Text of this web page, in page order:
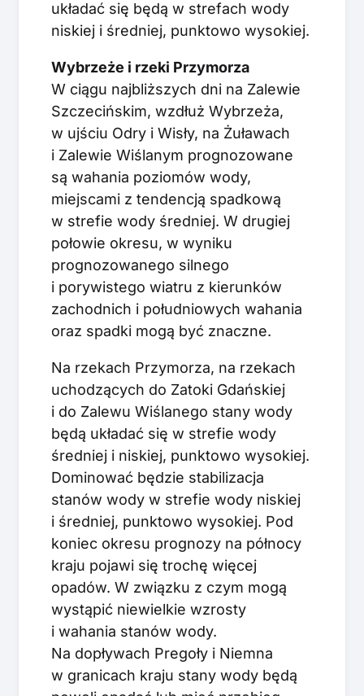
układać się będą w strefach wody
niskiej i średniej, punktowo wysokiej.
Wybrzeże i rzeki Przymorza
W ciągu najbliższych dni na Zalewie
Szczecińskim, wzdłuż Wybrzeża,
w ujściu Odry i Wisły, na Żuławach
i Zalewie Wiślanym prognozowane
są wahania poziomów wody,
miejscami z tendencją spadkową
w strefie wody średniej. W drugiej
połowie okresu, w wyniku
prognozowanego silnego
i porywistego wiatru z kierunków
zachodnich i południowych wahania
oraz spadki mogą być znaczne.
Na rzekach Przymorza, na rzekach
uchodzących do Zatoki Gdańskiej
i do Zalewu Wiślanego stany wody
będą układać się w strefie wody
średniej i niskiej, punktowo wysokiej.
Dominować będzie stabilizacja
stanów wody w strefie wody niskiej
i średniej, punktowo wysokiej. Pod
koniec okresu prognozy na północy
kraju pojawi się trochę więcej
opadów. W związku z czym mogą
wystąpić niewielkie wzrosty
i wahania stanów wody.
Na dopływach Pregoły i Niemna
w granicach kraju stany wody będą